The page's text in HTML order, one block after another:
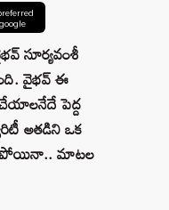
సూర్యవంశీ
వైభవ్ ఈ
చేయాలనేదే పెద్ద
అతడిని ఒక
మాటల